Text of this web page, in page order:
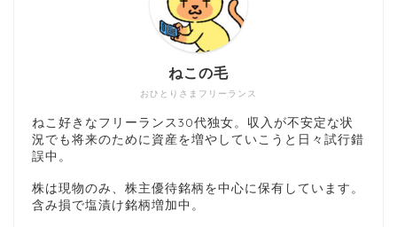
おひとりさまフリーランス
ねこの毛
ねこ好きなフリーランス30代独女。収入が不安定な状
況でも将来のために資産を増やしていこうと日々試行錯
誤中。
株は現物のみ、株主優待銘柄を中心に保有しています。
含み損で塩漬け銘柄増加中。